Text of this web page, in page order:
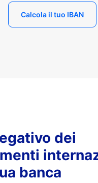
Calcola il tuo IBAN
dei
banca